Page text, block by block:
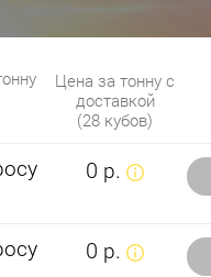
Цена за тонну с
доставкой
(28 кубов)
0 р.
0 р.